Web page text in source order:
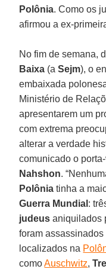
Polônia. Como os
afirmou a ex-
No fim de semana,
Baixa (aSejm), o
embaixada
Ministério de
apresentarem um
com extrema
alterar a verdade
comunicado o
Nahshon.
Polônia tinha a
Guerra Mundial :
judeus aniquilados
foram
localizados na
comoAuschwitz,